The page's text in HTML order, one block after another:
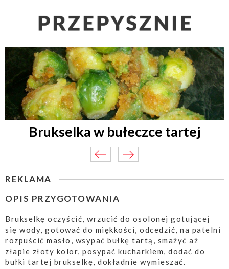
Brukselka w bułeczce tartej
REKLAMA
OPIS PRZYGOTOWANIA
Brukselkę oczyścić, wrzucić do osolonej gotującej
się wody, gotować do miękkości, odcedzić, na patelni
rozpuścić masło, wsypać bułkę tartą, smażyć aż
złapie złoty kolor, posypać kucharkiem, dodać do
bułki tartej brukselkę, dokładnie wymieszać.